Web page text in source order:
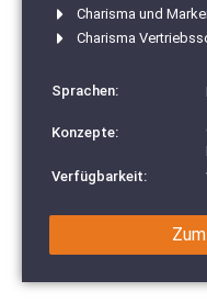
Charisma und
Charisma
Sprachen:
Konzepte:
Verfügbarkeit: